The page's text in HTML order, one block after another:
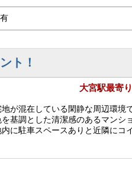
有
ト！
大宮駅最寄
が混在している閑静な周辺環境で
を基調とした清潔感のあるマンシ
に駐車スペースありと近隣にコ